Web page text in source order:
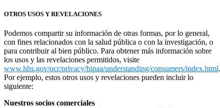
OTROS USOS Y REVELACIONES
Podemos compartir su información de otras formas, por lo general,
con fines relacionados con la salud pública o con la investigación, o
para contribuir al bien público. Para obtener más información sobre
los usos y las revelaciones permitidos, visite
www.hhs.gov/ocr/privacy/hipaa/understanding/consumers/index.html.
Por ejemplo, estos otros usos y revelaciones pueden incluir lo
siguiente:
Nuestros socios comerciales